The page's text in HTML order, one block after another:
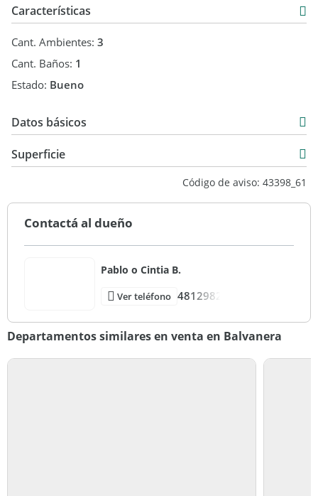
Características
Cant. Ambientes: 3
Cant. Baños: 1
Estado: Bueno
Datos básicos
Venta
Superficie
Código de aviso: 43398_61
Contactá al dueño
Pablo o Cintia B.
Ver teléfono 4812982
Departamentos similares en venta en Balvanera